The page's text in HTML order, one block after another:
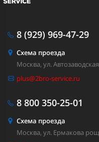
8 (929) 969-47-29
Схема проезда
Москва, ул.
plus@2bro-service.ru
8 800 350-25-01
Схема проезда
Москва, ул. Ермакова